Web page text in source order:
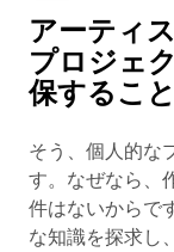
アーティ
プロジェ
保するこ
そう、個人的な
す。なぜなら、
件はないからで
な知識を探求し